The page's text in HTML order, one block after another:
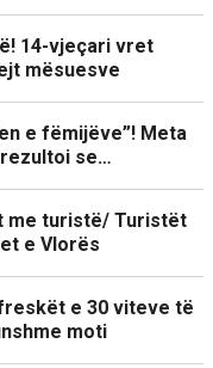
14-vjeçari vret
mësuesve
e fëmijëve”! Meta
se…
me turistë/ Turistët
e Vlorës
e 30 viteve të
moti